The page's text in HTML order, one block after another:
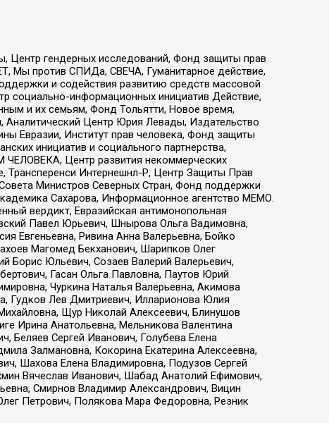
Центр гендерных исследований, Фонд защиты прав
Мы против СПИДа, СВЕЧА, Гуманитарное действие,
и содействия развитию средств массовой
социально-информационных инициатив Действие,
и их семьям, Фонд Тольятти, Новое время,
Аналитический Центр Юрия Левады, Издательство
Евразии, Институт прав человека, Фонд защиты
инициатив и социального партнерства,
Центр развития некоммерческих
Трансперенси Интернешнл-Р, Центр Защиты Прав
Министров Северных Стран, Фонд поддержки
Сахарова, Информационное агентство МЕМО.
вердикт, Евразийская антимонопольная
Павел Юрьевич, Шнырова Ольга Вадимовна,
Евгеньевна, Ривина Анна Валерьевна, Бойко
Магомед Бекханович, Шарипков Олег
Борис Юльевич, Созаев Валерий Валерьевич,
Гасан Ольга Павловна, Паутов Юрий
Чуркина Наталья Валерьевна, Акимова
Гудков Лев Дмитриевич, Илларионова Юлия
Щур Николай Алексеевич, Блинушов
Ирина Анатольевна, Мельникова Валентина
Беляев Сергей Иванович, Голубева Елена
Залмановна, Кокорина Екатерина Алексеевна,
Шахова Елена Владимировна, Подузов Сергей
Вячеслав Иванович, Шабад Анатолий Ефимович,
Смирнов Владимир Александрович, Вицин
Петрович, Полякова Мара Федоровна, Резник